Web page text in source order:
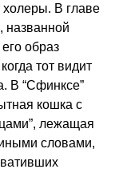
В главе
названной
образ
тот видит
В “Сфинксе”
кошка с
лежащая
словами,